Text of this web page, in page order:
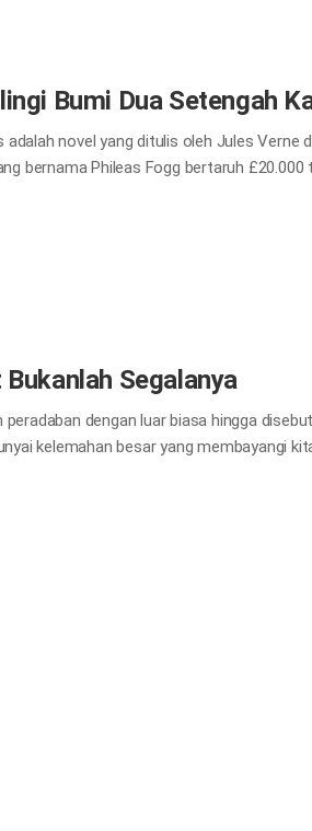
Bumi Dua Setengah
adalah novel yang ditulis oleh Jules Verne
bernama Phileas Fogg bertaruh
Segalanya
dengan luar biasa hingga
kelemahan besar yang membayangi